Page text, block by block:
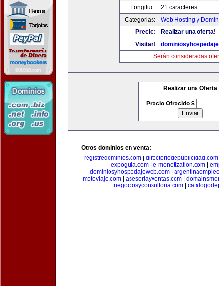
Longitud:
21 caracteres
Categorias:
Web Hosting y
Precio:
Realizar una oferta!
Visitar!
Serán consideradas
Realizar una Oferta
Precio Ofrecido $
Otros dominios en venta:
registredominios.com| directoriodepublicidad.com
expoguia.com| e-monetization.com|
dominiosyhospedajeweb.com
motoviaje.com
asesoriayventas.com
negociosyconsultoria.com|